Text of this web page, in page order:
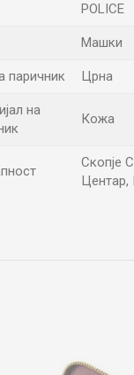
POLICE
Машки
паричник Црна
на
Кожа
Скопје
Центар,